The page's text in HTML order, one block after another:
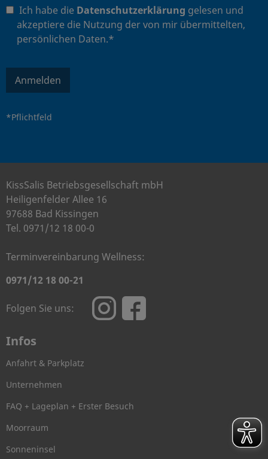
Ich habe die Datenschutzerklärung gelesen und
akzeptiere die Nutzung der von mir übermittelten,
persönlichen Daten.*
Anmelden
*Pflichtfeld
KissSalis Betriebsgesellschaft mbH
Heiligenfelder Allee 16
97688 Bad Kissingen
Tel. 0971/12 18 00-0
Terminvereinbarung Wellness:
0971/12 18 00-21
Folgen Sie uns:
Infos
Anfahrt & Parkplatz
Unternehmen
FAQ + Lageplan + Erster Besuch
Moorraum
Sonneninsel